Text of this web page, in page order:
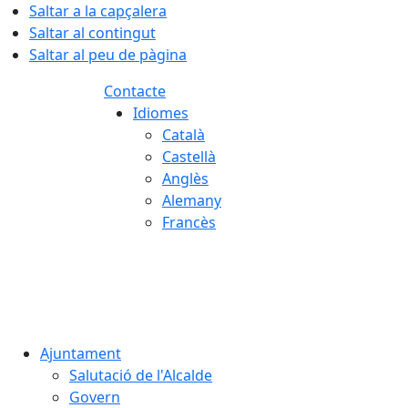
Saltar a la capçalera
Saltar al contingut
Saltar al peu de pàgina
Contacte
Idiomes
Català
Castellà
Anglès
Alemany
Francès
Ajuntament
Salutació de l'Alcalde
Govern